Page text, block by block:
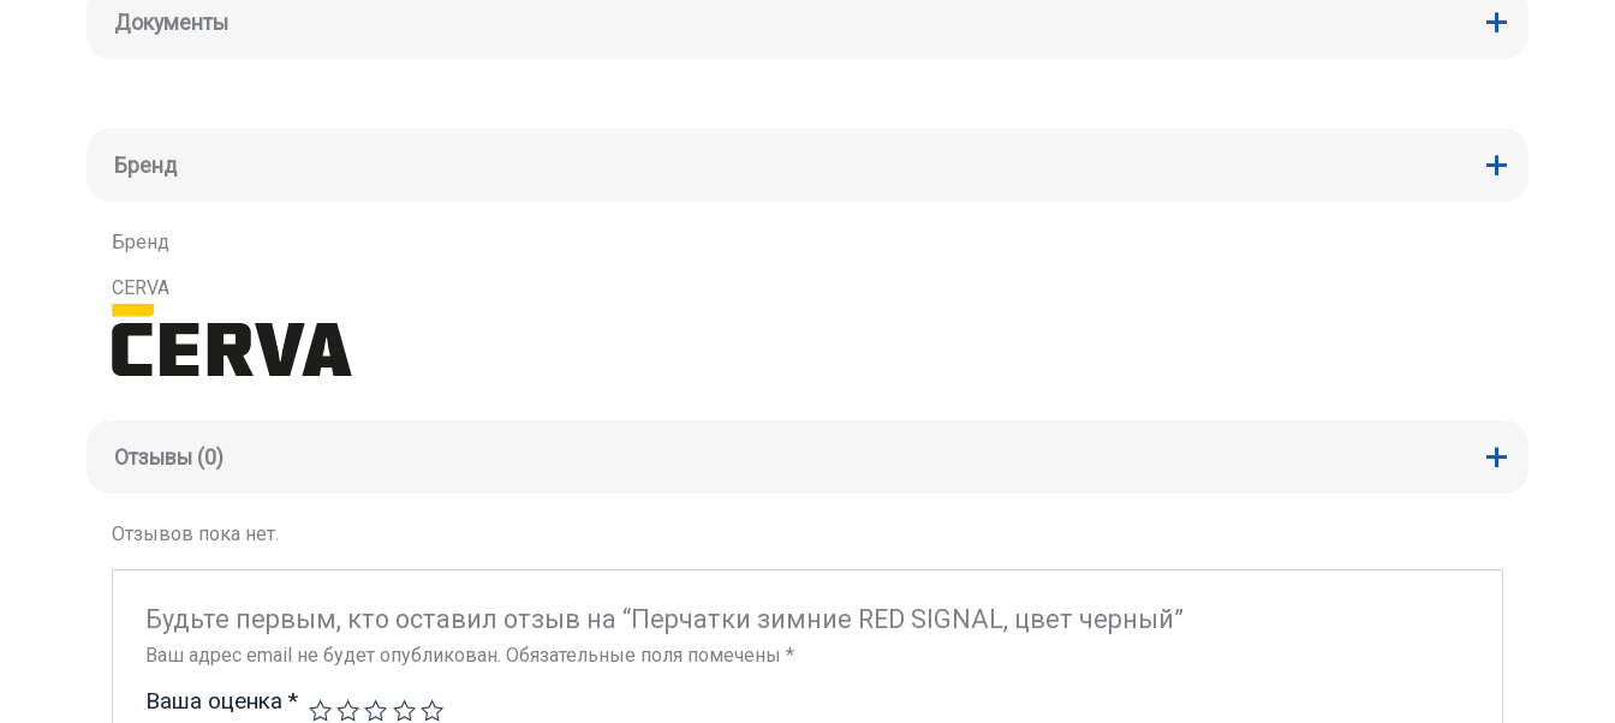
Документы
Бренд
Бренд
CERVA
Отзывы (0)
Отзывов пока нет.
Будьте первым, кто оставил отзыв на “Перчатки зимние RED SIGNAL, цвет черный”
Ваш адрес email не будет опубликован. Обязательные поля помечены *
Ваша оценка *